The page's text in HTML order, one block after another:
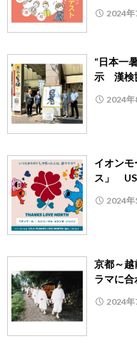
2024年
“日本一
示 漢検
2024年
イオン
ス」
2024年
京都～
ラマに
2024年